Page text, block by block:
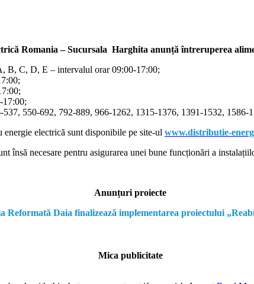
Romania – Sucursala Harghita anunță întreruperea
B, C, D, E – intervalul orar 09:00-17:00;
17:00;
550-692, 792-889, 966-1262, 1315-1376, 1391-1532,
electrică sunt disponibile pe site-ul www.distributie-
însă necesare pentru asigurarea unei bune funcționări a
Anunțuri proiecte
Daia finalizează implementarea proiectului
Mica publicitate